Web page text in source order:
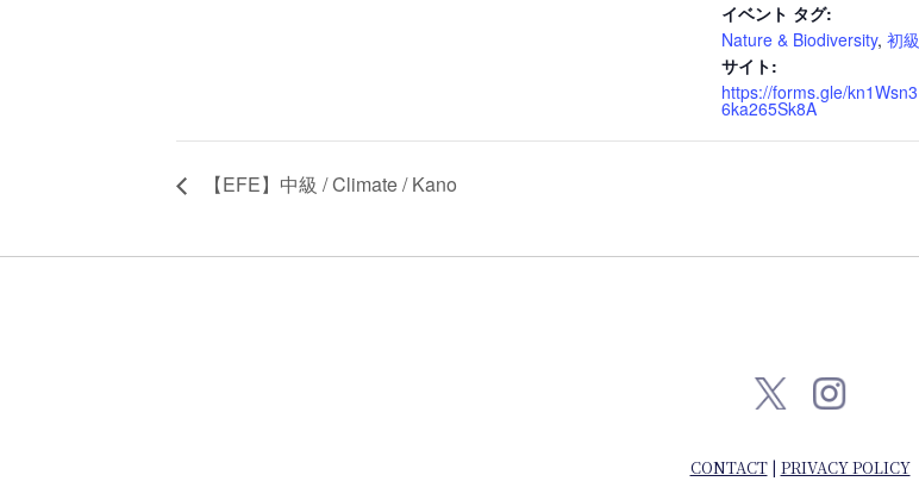
イベント タグ:
Nature & Biodiversity, 初級
サイト:
https://forms.gle/kn1Wsn3
6ka265Sk8A
【EFE】中級 / Climate / Kano
CONTACT| PRIVACY POLICY